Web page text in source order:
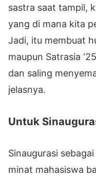
sastra saat tampil,
yang di mana kita
Jadi, itu membuat
maupun Satrasia
dan saling
jelasnya.
Untuk
Sinaugurasi
minat mahasiswa